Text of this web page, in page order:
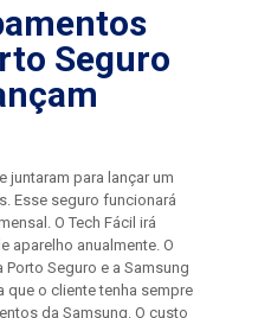
Seguro
juntaram para lançar um
Esse seguro funcionará
O Tech Fácil irá
aparelho anualmente. O
Seguro e a Samsung
que o cliente tenha sempre
da Samsung. O custo